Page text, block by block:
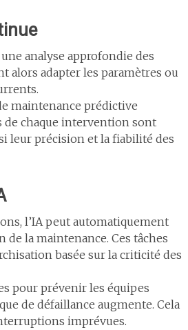
analyse approfondie des
alors adapter les paramètres ou
maintenance prédictive
de chaque intervention sont
leur précision et la fiabilité des
l’IA peut automatiquement
de la maintenance. Ces tâches
basée sur la criticité des
pour prévenir les équipes
de défaillance augmente. Cela
imprévues.